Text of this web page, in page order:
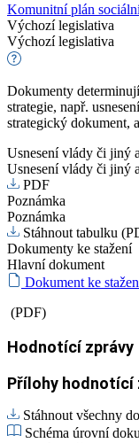
Komunitní plán
Výchozí legislativa
Výchozí legislativa
Dokumenty
strategie, např.
strategický dokument,
Usnesení vlády či jiný
Usnesení vlády či jiný
PDF
Poznámka
Poznámka
Stáhnout tabulku
Dokumenty ke stažení
Hlavní dokument
Dokument ke
(PDF)
Hodnotící zprávy
Přílohy hodnotící
Stáhnout všechny
Schéma úrovní